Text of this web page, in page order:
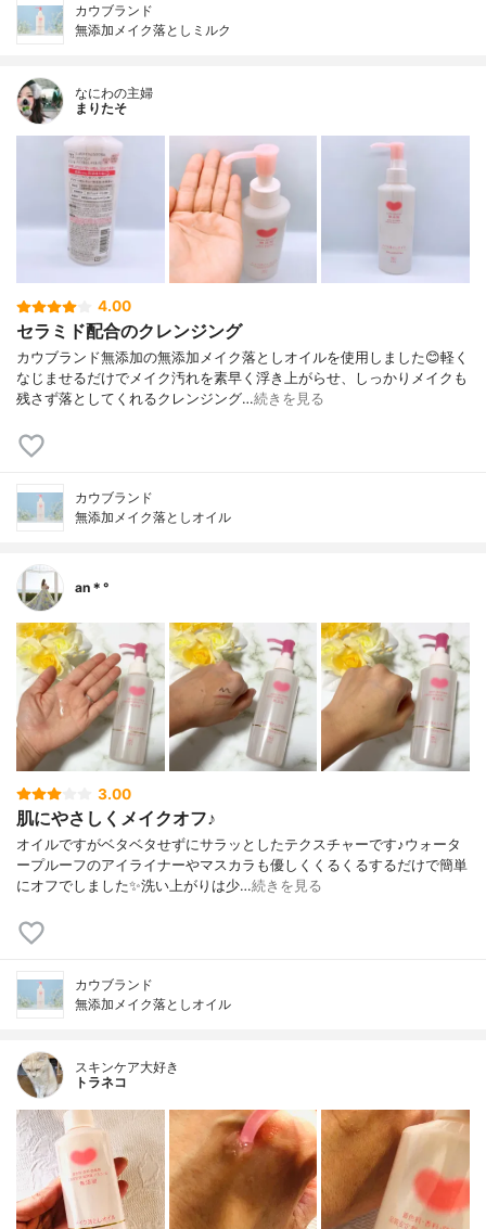
カウブランド
無添加メイク落としミルク
なにわの主婦
まりたそ
4.00
セラミド配合のクレンジング
カウブランド無添加の無添加メイク落としオイルを使用しました😊軽く
なじませるだけでメイク汚れを素早く浮き上がらせ、しっかりメイクも
残さず落としてくれるクレンジング…続きを見る
カウブランド
無添加メイク落としオイル
an＊°
3.00
肌にやさしくメイクオフ♪
オイルですがベタベタせずにサラッとしたテクスチャーです♪ウォータ
ープルーフのアイライナーやマスカラも優しくくるくるするだけで簡単
にオフでしました✨洗い上がりは少…続きを見る
カウブランド
無添加メイク落としオイル
スキンケア大好き
トラネコ